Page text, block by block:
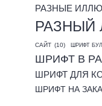
РАЗНЫЕ
РАЗНЫЙ
САЙТ (10) ШРИФТ
ШРИФТ В
ШРИФТ ДЛЯ
ШРИФТ НА